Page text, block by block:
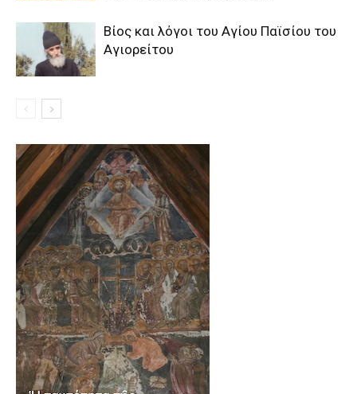
Βίος και λόγοι του Αγίου Παϊσίου του
Αγιορείτου